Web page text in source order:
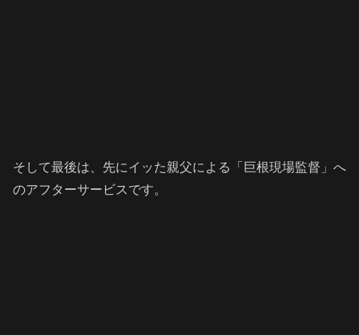
そして最後は、先にイッた親父による「巨根現場監督」へ
のアフターサービスです。